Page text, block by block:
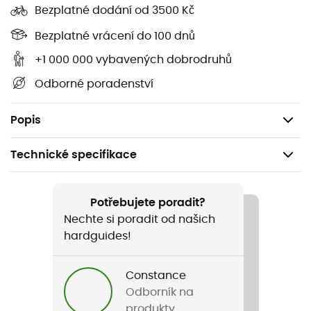
Bezplatné dodání od 3500 Kč
Bezplatné vrácení do 100 dnů
+1 000 000 vybavených dobrodruhů
Odborné poradenství
Popis
Rychlé uvolnění pro snadné plnění a připevnění
pitné trubice
Velký otvor pro rychlé plnění a čištění
Objem: 2 L
Technické specifikace
Horské kolo / Kolo
Název produktu
2L Lumbar Reservoir 2021
Potřebujete poradit?
Nechte si poradit od našich
hardguides!
Constance
Odborník na
produkty